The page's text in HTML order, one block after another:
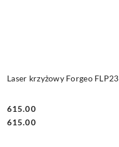
Laser krzyżowy Forgeo FLP23
Cena:
615.00
Cena:
615.00